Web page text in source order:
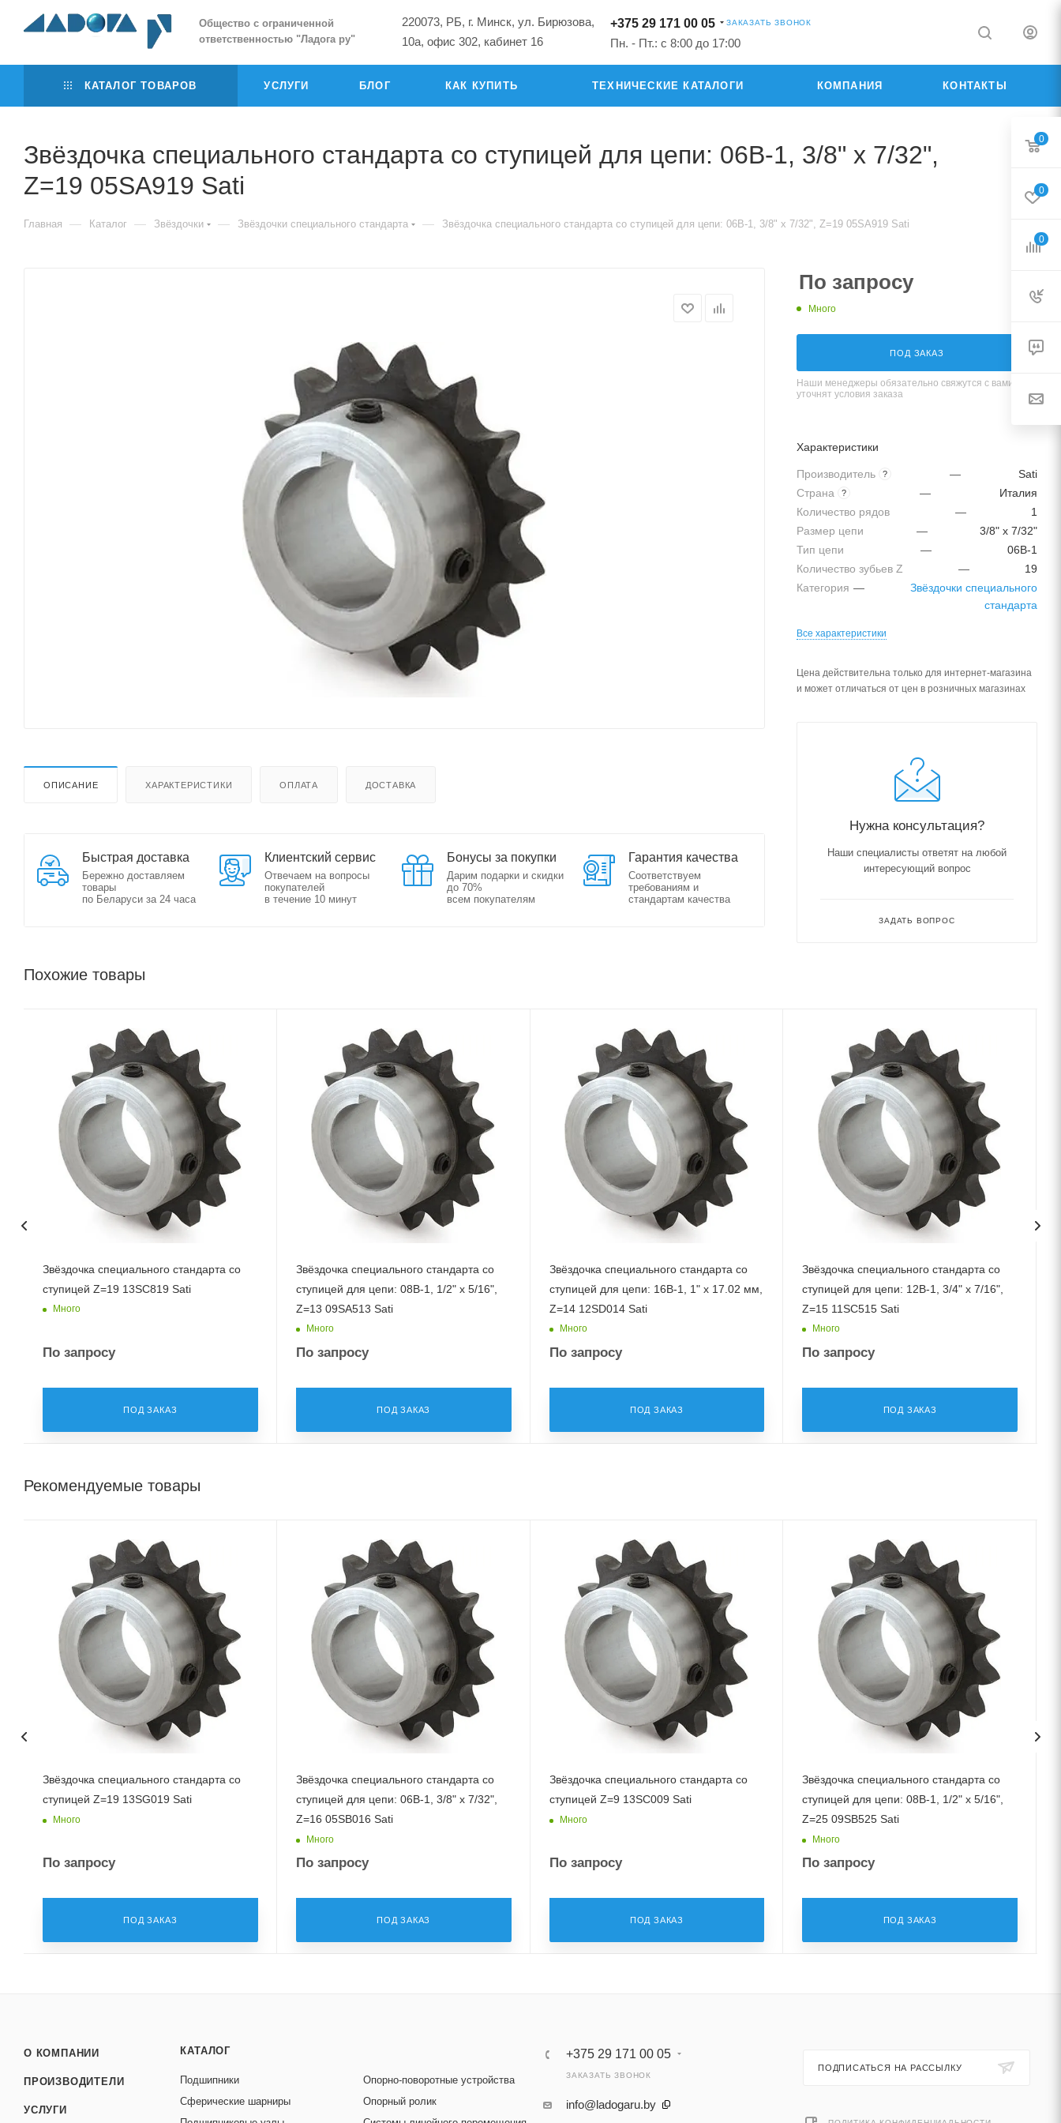
Общество с ограниченной
ответственностью "Ладога ру"
220073, РБ, г. Минск, ул. Бирюзова,
10а, офис 302, кабинет 16
+375 29 171 00 05 ЗАКАЗАТЬ ЗВОНОК
Пн. - Пт.: с 8:00 до 17:00
КАТАЛОГ ТОВАРОВ УСЛУГИ БЛОГ КАК КУПИТЬ ТЕХНИЧЕСКИЕ КАТАЛОГИ КОМПАНИЯ КОНТАКТЫ
Звёздочка специального стандарта со ступицей для цепи: 06B-1, 3/8" x 7/32",
Z=19 05SA919 Sati
Главная — Каталог — Звёздочки — Звёздочки специального стандарта — Звёздочка специального стандарта со ступицей для цепи: 06B-1, 3/8" x 7/32", Z=19 05SA919 Sati
ОПИСАНИЕ ХАРАКТЕРИСТИКИ ОПЛАТА ДОСТАВКА
Быстрая доставка
Бережно доставляем
товары
по Беларуси за 24 часа
Клиентский сервис
Отвечаем на вопросы
покупателей
в течение 10 минут
Бонусы за покупки
Дарим подарки и скидки
до 70%
всем покупателям
Гарантия качества
Соответствуем
требованиям и
стандартам качества
По запросу
Много
ПОД ЗАКАЗ
Наши менеджеры обязательно свяжутся с вами и
уточнят условия заказа
Характеристики
Производитель ? —
Sati
Страна
? —
Италия
Количество рядов
—
1
Размер цепи
—
3/8" x 7/32"
Тип цепи
—
06B-1
Количество зубьев Z
—
19
Категория —
Звёздочки специального
стандарта
Все характеристики
Цена действительна только для интернет-магазина
и может отличаться от цен в розничных магазинах
Нужна консультация?
Наши специалисты ответят на любой
интересующий вопрос
ЗАДАТЬ ВОПРОС
Похожие товары
Звёздочка специального стандарта со
ступицей Z=19 13SC819 Sati
Много
По запросу
ПОД ЗАКАЗ
Звёздочка специального стандарта со
ступицей для цепи: 08B-1, 1/2" x 5/16",
Z=13 09SA513 Sati
Много
По запросу
ПОД ЗАКАЗ
Звёздочка специального стандарта со
ступицей для цепи: 16B-1, 1" x 17.02 мм,
Z=14 12SD014 Sati
Много
По запросу
ПОД ЗАКАЗ
Звёздочка специального стандарта со
ступицей для цепи: 12B-1, 3/4" x 7/16",
Z=15 11SC515 Sati
Много
По запросу
ПОД ЗАКАЗ
Рекомендуемые товары
Звёздочка специального стандарта со
ступицей Z=19 13SG019 Sati
Много
По запросу
ПОД ЗАКАЗ
Звёздочка специального стандарта со
ступицей для цепи: 06B-1, 3/8" x 7/32",
Z=16 05SB016 Sati
Много
По запросу
ПОД ЗАКАЗ
Звёздочка специального стандарта со
ступицей Z=9 13SC009 Sati
Много
По запросу
ПОД ЗАКАЗ
Звёздочка специального стандарта со
ступицей для цепи: 08B-1, 1/2" x 5/16",
Z=25 09SB525 Sati
Много
По запросу
ПОД ЗАКАЗ
О КОМПАНИИ
ПРОИЗВОДИТЕЛИ
УСЛУГИ
КАТАЛОГ
Подшипники
Сферические шарниры
Опорно-поворотные устройства
Опорный ролик
+375 29 171 00 05
ЗАКАЗАТЬ ЗВОНОК
info@ladogaru.by
ПОДПИСАТЬСЯ НА РАССЫЛКУ
0
0
0